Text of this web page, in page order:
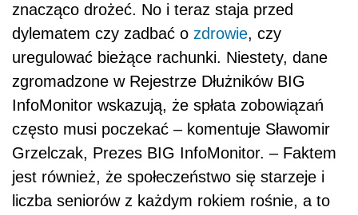
znacząco drożeć. No i teraz staja przed
dylematem czy zadbać o zdrowie, czy
uregulować bieżące rachunki. Niestety, dane
zgromadzone w Rejestrze Dłużników BIG
InfoMonitor wskazują, że spłata zobowiązań
często musi poczekać – komentuje Sławomir
Grzelczak, Prezes BIG InfoMonitor. – Faktem
jest również, że społeczeństwo się starzeje i
liczba seniorów z każdym rokiem rośnie, a to